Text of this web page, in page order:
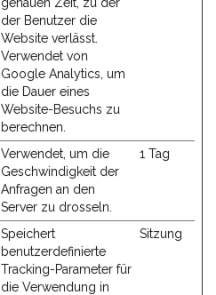
der Benutzer die
Website verlässt.
Verwendet von
Google Analytics, um
die Dauer eines
Website-Besuchs zu
berechnen.
Verwendet, um die
Geschwindigkeit der
Anfragen an den
Server zu drosseln.
1 Tag
Speichert
benutzerdefinierte
Tracking-Parameter für
die Verwendung in
Sitzung